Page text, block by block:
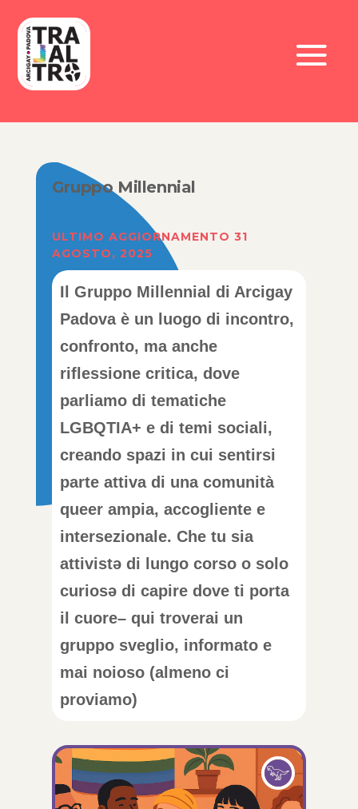
Gruppo Millennial
ULTIMO AGGIORNAMENTO 31
AGOSTO, 2025
Il Gruppo Millennial di Arcigay
Padova è un luogo di incontro,
confronto, ma anche
riflessione critica, dove
parliamo di tematiche
LGBQTIA+ e di temi sociali,
creando spazi in cui sentirsi
parte attiva di una comunità
queer ampia, accogliente e
intersezionale. Che tu sia
attivistə di lungo corso o solo
curiosə di capire dove ti porta
il cuore– qui troverai un
gruppo sveglio, informato e
mai noioso (almeno ci
proviamo)